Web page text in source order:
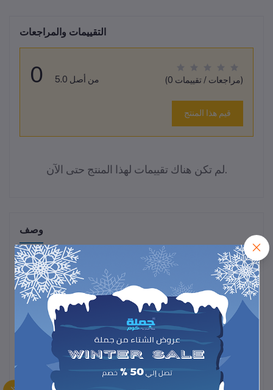
التقييمات والمراجعات
0 من أصل 5.0 (0 مراجعات / تقييمات)
قيم هذا المنتج
لم تكن هناك تقييمات لهذا المنتج حتى الآن.
وصف
احصلي على شعر بني غامق لامع وصحي مع شامبو زيت الأرجان لصبغ
الشعر ، المصمم للحفاظ على لون الشعر وإضفاء لمعة طبيعية.
تركيبته الغنية بزيت الأرجان تغذي الشعر وتقلل من التلف والتقصف، مع
حماية فروة الرأس ومنح الشعر نعومة وسلاسة.
اختيار مثالي لمن تبحث عن لون غني وعناية متكاملة للشعر في كل غسلة.